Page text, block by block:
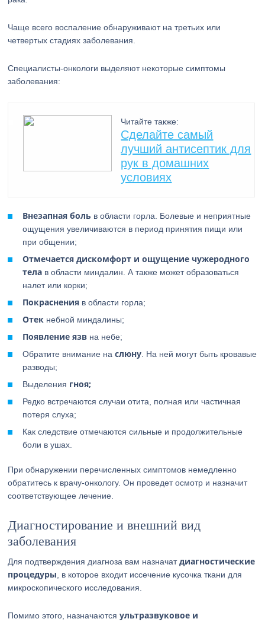
Чаще всего воспаление обнаруживают на третьих или
четвертых стадиях заболевания.
Специалисты-онкологи выделяют некоторые симптомы
заболевания:
Читайте также:
Сделайте самый
лучший антисептик для
рук в домашних
условиях
Внезапная боль в области горла. Болевые и неприятные
ощущения увеличиваются в период принятия пищи или
при общении;
Отмечается дискомфорт и ощущение чужеродного
тела в области миндалин. А также может образоваться
налет или корки;
Покраснения в области горла;
Отек небной миндалины;
Появление язв на небе;
Обратите внимание наслюну . На ней могут быть кровавые
разводы;
Выделения гноя;
Редко встречаются случаи отита, полная или частичная
потеря слуха;
Как следствие отмечаются сильные и продолжительные
боли в ушах.
При обнаружении перечисленных симптомов немедленно
обратитесь к врачу-онкологу. Он проведет осмотр и назначит
соответствующее лечение.
Диагностирование и внешний вид
заболевания
Для подтверждения диагноза вам назначатдиагностические
процедуры , в которое входит иссечение кусочка ткани для
микроскопического исследования.
Помимо этого, назначаютсяультразвуковое и